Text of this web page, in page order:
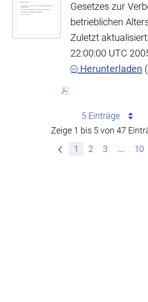
Gesetzes zur
betrieblichen
Zuletzt
22:00:00 UTC
Herunterladen
5 Einträge
Zeige 1 bis 5 von 47
1
2 3 ... 10